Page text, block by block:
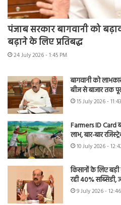
पंजाब सरकार बागवानी को
बढ़ाने के लिए प्रतिबद्ध
24 July 2026 - 1:45 PM
बागवानी को
बीज से बाजार तक
15 July 2026 -
Farmers ID Card
लाभ, बार-बार
10 July 2026 -
किसानों के लिए
रही 40%
9 July 2026 -